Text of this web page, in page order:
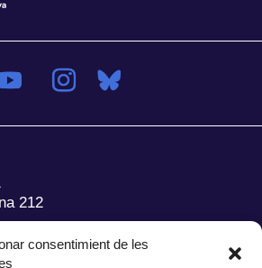
consentimient de les
212
la Tecnologia (PMT)
UPC